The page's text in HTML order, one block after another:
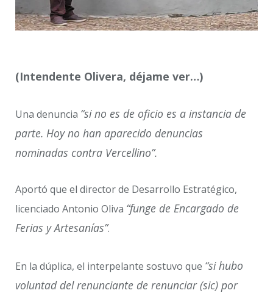
(Intendente Olivera, déjame ver…)
Una denuncia “si no es de oficio es a instancia de
parte. Hoy no han aparecido denuncias
nominadas contra Vercellino”.
Aportó que el director de Desarrollo Estratégico,
licenciado Antonio Oliva “funge de Encargado de
Ferias y Artesanías”.
En la dúplica, el interpelante sostuvo que “si hubo
voluntad del renunciante de renunciar (sic) por